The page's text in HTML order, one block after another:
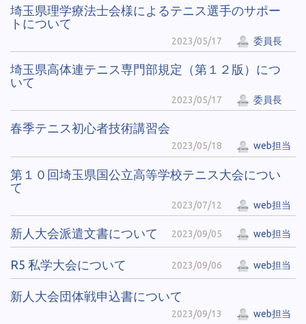
埼玉県理学療法士会様によるテニス選手のサポー
トについて
2023/05/17 委員長
埼玉県高体連テニス専門部規定（第１２版）につ
いて
2023/05/17 委員長
春季テニス初心者技術講習会
2023/05/18 web担当
第１０回埼玉県国公立高等学校テニス大会につい
て
2023/07/12 web担当
新人大会派遣文書について 2023/09/05 web担当
R5 私学大会について 2023/09/06 web担当
新人大会団体戦申込書について
2023/09/13 web担当